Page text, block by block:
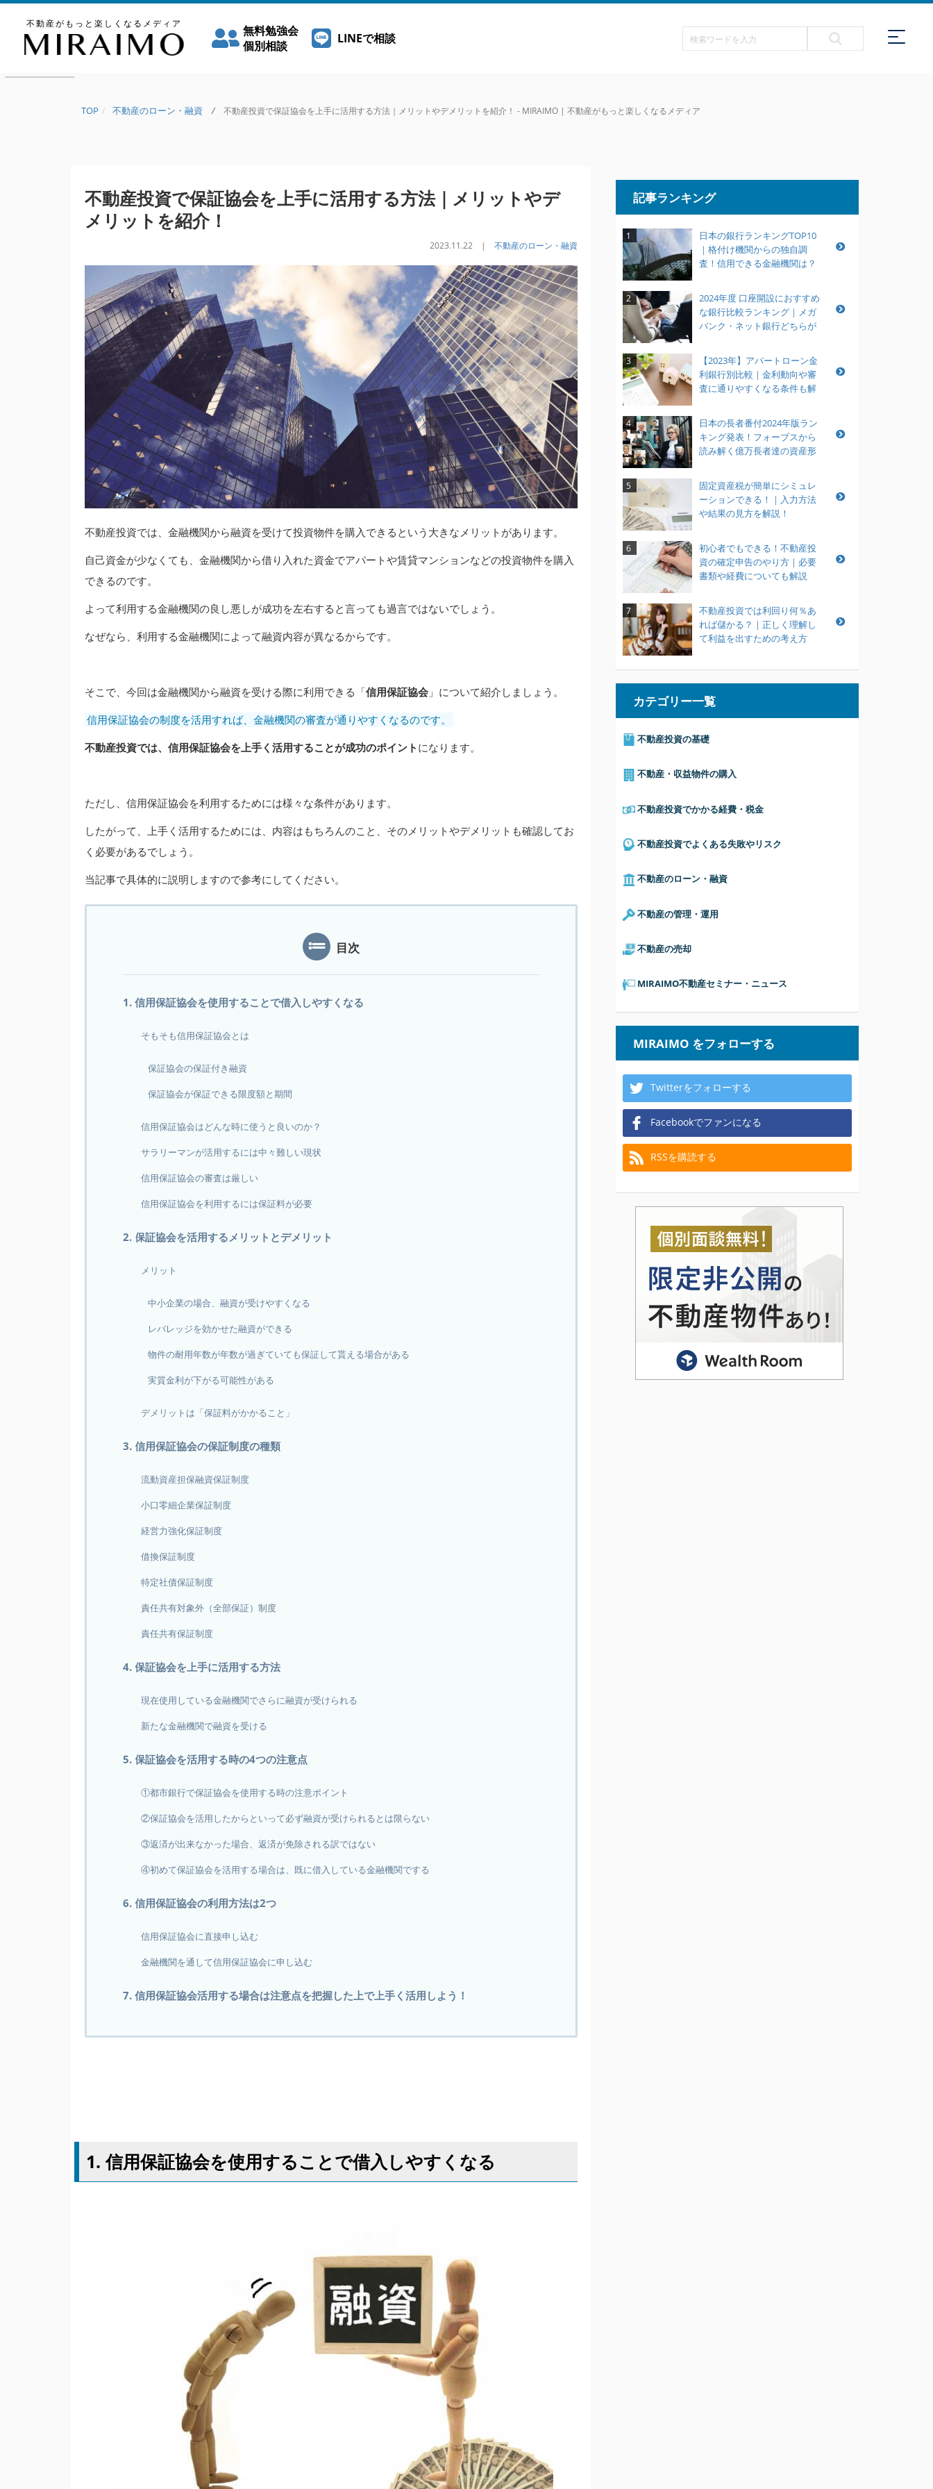
不動産がもっと楽しくなるメディア
無料勉強会
個別相談
LINEで相談
TOP 不動産のローン・融資 / 不動産投資で保証協会を上手に活用する方法｜メリットやデメリットを紹介！ - MIRAIMO | 不動産がもっと楽しくなるメディア
不動産投資で保証協会を上手に活用する方法｜メリットやデ
メリットを紹介！
2023.11.22 | 不動産のローン・融資
不動産投資では、金融機関から融資を受けて投資物件を購入できるという大きなメリットがあります。
自己資金が少なくても、金融機関から借り入れた資金でアパートや賃貸マンションなどの投資物件を購入
できるのです。
よって利用する金融機関の良し悪しが成功を左右すると言っても過言ではないでしょう。
なぜなら、利用する金融機関によって融資内容が異なるからです。
そこで、今回は金融機関から融資を受ける際に利用できる「信用保証協会 」について紹介しましょう。
信用保証協会の制度を活用すれば、金融機関の審査が通りやすくなるのです。
不動産投資では、信用保証協会を上手く活用することが成功のポイントになります。
ただし、信用保証協会を利用するためには様々な条件があります。
したがって、上手く活用するためには、内容はもちろんのこと、そのメリットやデメリットも確認してお
く必要があるでしょう。
当記事で具体的に説明しますので参考にしてください。
目次
1. 信用保証協会を使用することで借入しやすくなる
そもそも信用保証協会とは
保証協会の保証付き融資
保証協会が保証できる限度額と期間
信用保証協会はどんな時に使うと良いのか？
サラリーマンが活用するには中々難しい現状
信用保証協会の審査は厳しい
信用保証協会を利用するには保証料が必要
2. 保証協会を活用するメリットとデメリット
メリット
中小企業の場合、融資が受けやすくなる
レバレッジを効かせた融資ができる
物件の耐用年数が年数が過ぎていても保証して貰える場合がある
実質金利が下がる可能性がある
デメリットは「保証料がかかること」
3. 信用保証協会の保証制度の種類
流動資産担保融資保証制度
小口零細企業保証制度
経営力強化保証制度
借換保証制度
特定社債保証制度
責任共有対象外（全部保証）制度
責任共有保証制度
4. 保証協会を上手に活用する方法
現在使用している金融機関でさらに融資が受けられる
新たな金融機関で融資を受ける
5. 保証協会を活用する時の4つの注意点
①都市銀行で保証協会を使用する時の注意ポイント
②保証協会を活用したからといって必ず融資が受けられるとは限らない
③返済が出来なかった場合、返済が免除される訳ではない
④初めて保証協会を活用する場合は、既に借入している金融機関でする
6. 信用保証協会の利用方法は2つ
信用保証協会に直接申し込む
金融機関を通して信用保証協会に申し込む
7. 信用保証協会活用する場合は注意点を把握した上で上手く活用しよう！
1. 信用保証協会を使用することで借入しやすくなる
記事ランキング
1
日本の銀行ランキングTOP10
｜格付け機関からの独自調
査！信用できる金融機関は？
2
2024年度 口座開設におすすめ
な銀行比較ランキング｜メガ
バンク・ネット銀行どちらが
3
【2023年】アパートローン金
利銀行別比較｜金利動向や審
査に通りやすくなる条件も解
4
日本の長者番付2024年版ラン
キング発表！フォーブスから
読み解く億万長者達の資産形
5
固定資産税が簡単にシミュレ
ーションできる！｜入力方法
や結果の見方を解説！
6
初心者でもできる！不動産投
資の確定申告のやり方｜必要
書類や経費についても解説
7
不動産投資では利回り何％あ
れば儲かる？｜正しく理解し
て利益を出すための考え方
カテゴリー一覧
不動産投資の基礎
不動産・収益物件の購入
不動産投資でかかる経費・税金
不動産投資でよくある失敗やリスク
不動産のローン・融資
不動産の管理・運用
不動産の売却
MIRAIMO不動産セミナー・ニュース
MIRAIMO をフォローする
Twitterをフォローする
Facebookでファンになる
RSSを購読する